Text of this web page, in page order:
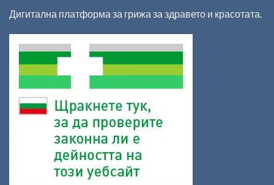
Дигитална платформа за грижа за здравето и красотата.